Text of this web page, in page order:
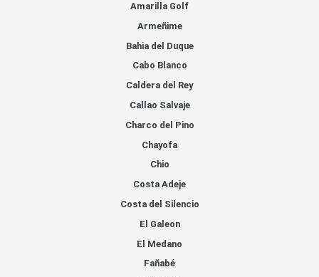
Amarilla Golf
Armeñime
Bahia del Duque
Cabo Blanco
Caldera del Rey
Callao Salvaje
Charco del Pino
Chayofa
Chio
Costa Adeje
Costa del Silencio
El Galeon
El Medano
Fañabé